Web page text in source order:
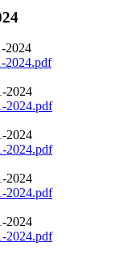
2024
2024.pdf
2024
2024.pdf
2024
2024.pdf
2024
2024.pdf
2024
2024.pdf